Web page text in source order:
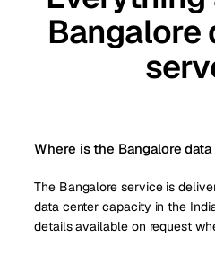
Bangalore
Where is the Bangalore
The Bangalore service is
data center capacity in the
details available on request